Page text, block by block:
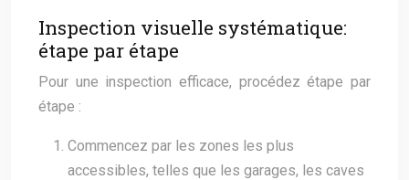
Inspection visuelle systématique:
étape par étape
Pour une inspection efficace, procédez étape par
étape :
Commencez par les zones les plus
accessibles, telles que les garages, les caves